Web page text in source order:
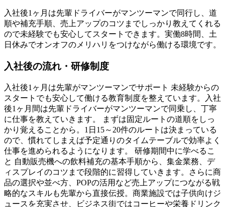
入社後1ヶ月は先輩ドライバーがマンツーマンで同行し、道
順や補充手順、売上アップのコツまでしっかり教えてくれる
ので未経験でも安心してスタートできます。実働8時間、土
日休みでオンオフのメリハリをつけながら働ける環境です。
入社後の流れ・研修制度
入社後1ヶ月は先輩がマンツーマンでサポート 未経験からの
スタートでも安心して働ける教育制度を整えています。入社
後1ヶ月間は先輩ドライバーがマンツーマンで同乗し、丁寧
に仕事を教えていきます。 まずは固定ルートの道順をしっ
かり覚えることから。1日15～20件のルートは決まっている
ので、慣れてしまえば予定通りのタイムテーブルで効率よく
仕事を進められるようになります。 研修期間中に学べるこ
と 自動販売機への飲料補充の基本手順から、集金業務、デ
ィスプレイのコツまで段階的に習得していきます。さらに商
品の選択や並べ方、POPの活用など売上アップにつながる戦
略的なスキルも先輩から直接伝授。商業施設では子供向けジ
ュースを充実させ、ビジネス街ではコーヒーや栄養ドリンク